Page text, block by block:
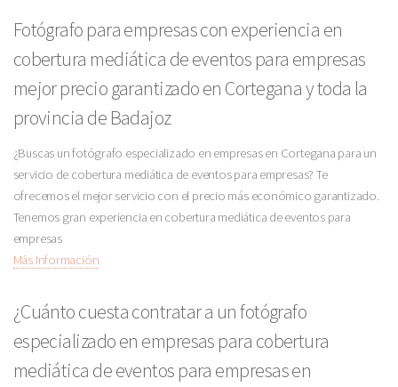
Fotógrafo para empresas con experiencia en
cobertura mediática de eventos para empresas
mejor precio garantizado en Cortegana y toda la
provincia de Badajoz
¿Buscas un fotógrafo especializado en empresas en Cortegana para un
servicio de cobertura mediática de eventos para empresas? Te
ofrecemos el mejor servicio con el precio más económico garantizado.
Tenemos gran experiencia en cobertura mediática de eventos para
empresas
Más Información
¿Cuánto cuesta contratar a un fotógrafo
especializado en empresas para cobertura
mediática de eventos para empresas en